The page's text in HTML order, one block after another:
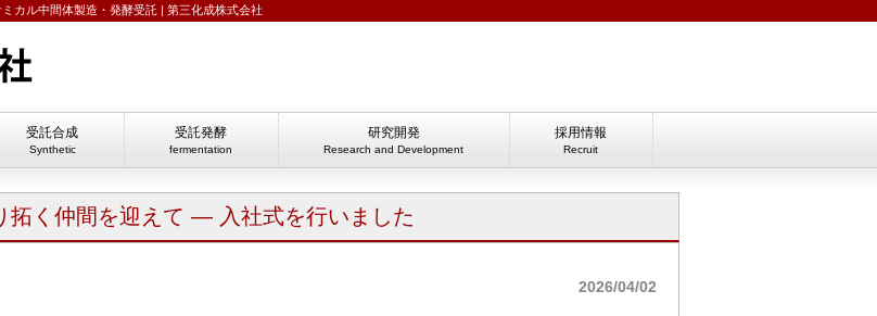
カル中間体製造・発酵受託 | 第三化成株式会社
受託合成
Synthetic
受託発酵
fermentation
研究開発
Research and Development
採用情報
Recruit
拓く仲間を迎えて ― 入社式を行いました
2026/04/02